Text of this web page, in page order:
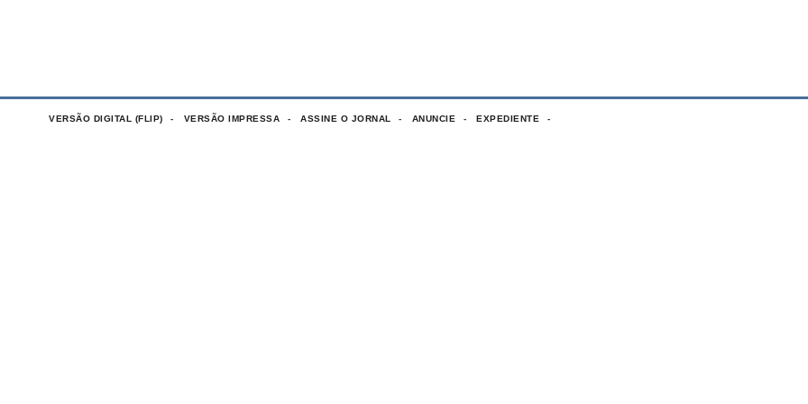
VERSÃO DIGITAL (FLIP) VERSÃO IMPRESSA ASSINE O JORNAL ANUNCIE EXPEDIENTE